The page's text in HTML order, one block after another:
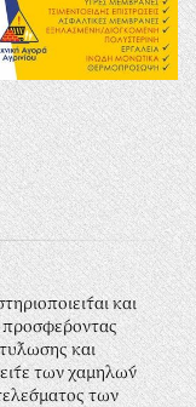
και
προσφέροντας
και
των χαμηλών
των